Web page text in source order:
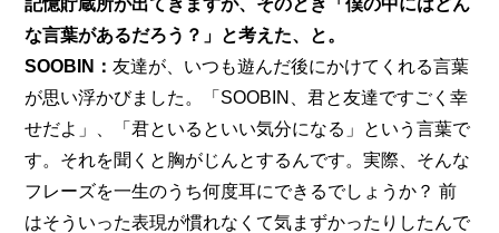
記憶貯蔵所が出てきますが、そのとき「僕の中にはどん
な言葉があるだろう？」と考えた、と。
SOOBIN：友達が、いつも遊んだ後にかけてくれる言葉
が思い浮かびました。「SOOBIN、君と友達ですごく幸
せだよ」、「君といるといい気分になる」という言葉で
す。それを聞くと胸がじんとするんです。実際、そんな
フレーズを一生のうち何度耳にできるでしょうか？ 前
はそういった表現が慣れなくて気まずかったりしたんで